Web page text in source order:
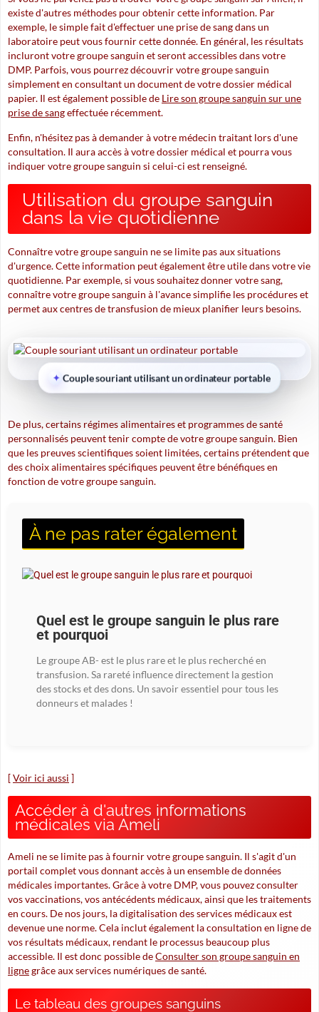
existe d'autres méthodes pour obtenir cette information. Par
exemple, le simple fait d'effectuer une prise de sang dans un
laboratoire peut vous fournir cette donnée. En général, les résultats
incluront votre groupe sanguin et seront accessibles dans votre
DMP. Parfois, vous pourrez découvrir votre groupe sanguin
simplement en consultant un document de votre dossier médical
papier. Il est également possible de Lire son groupe sanguin sur une
prise de sangeffectuée récemment.
Enfin, n'hésitez pas à demander à votre médecin traitant lors d'une
consultation. Il aura accès à votre dossier médical et pourra vous
indiquer votre groupe sanguin si celui-ci est renseigné.
Utilisation du groupe sanguin
dans la vie quotidienne
Connaître votre groupe sanguin ne se limite pas aux situations
d'urgence. Cette information peut également être utile dans votre vie
quotidienne. Par exemple, si vous souhaitez donner votre sang,
connaître votre groupe sanguin à l'avance simplifie les procédures et
permet aux centres de transfusion de mieux planifier leurs besoins.
Couple souriant utilisant un ordinateur portable
De plus, certains régimes alimentaires et programmes de santé
personnalisés peuvent tenir compte de votre groupe sanguin. Bien
que les preuves scientifiques soient limitées, certains prétendent que
des choix alimentaires spécifiques peuvent être bénéfiques en
fonction de votre groupe sanguin.
À ne pas rater également
Quel est le groupe sanguin le plus rare
et pourquoi
Le groupe AB- est le plus rare et le plus recherché en
transfusion. Sa rareté influence directement la gestion
des stocks et des dons. Un savoir essentiel pour tous les
donneurs et malades !
[Voir ici aussi ]
Accéder à d'autres informations
médicales via Ameli
Ameli ne se limite pas à fournir votre groupe sanguin. Il s'agit d'un
portail complet vous donnant accès à un ensemble de données
médicales importantes. Grâce à votre DMP, vous pouvez consulter
vos vaccinations, vos antécédents médicaux, ainsi que les traitements
en cours. De nos jours, la digitalisation des services médicaux est
devenue une norme. Cela inclut également la consultation en ligne de
vos résultats médicaux, rendant le processus beaucoup plus
accessible. Il est donc possible deConsulter son groupe sanguin en
lignegrâce aux services numériques de santé.
Le tableau des groupes sanguins